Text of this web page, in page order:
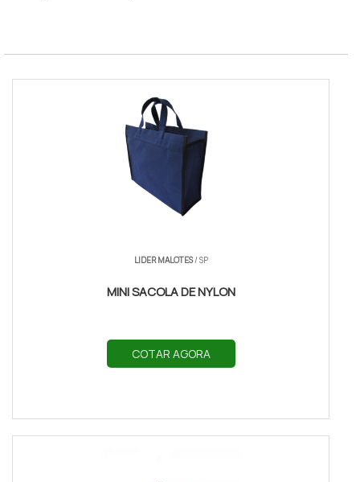
LIDER MALOTES/ SP
MINI SACOLA DE NYLON
COTAR AGORA